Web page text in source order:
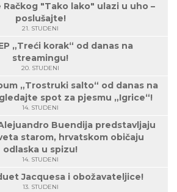
Račkog "Tako lako" ulazi u uho –
poslušajte!
21. STUDENI
„Treći korak“ od danas na
streamingu!
20. STUDENI
„Trostruki salto“ od danas na
spot za pjesmu „Igrice“!
14. STUDENI
Buendija predstavljaju
starom, hrvatskom običaju
odlaska u spizu!
14. STUDENI
Jacquesa i obožavateljice!
13. STUDENI